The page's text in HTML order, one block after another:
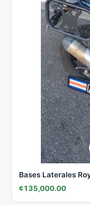
Bases Laterales
¢135,000.00